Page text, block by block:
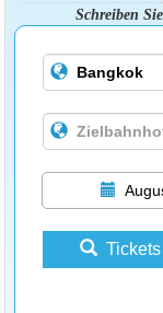
Schreiben